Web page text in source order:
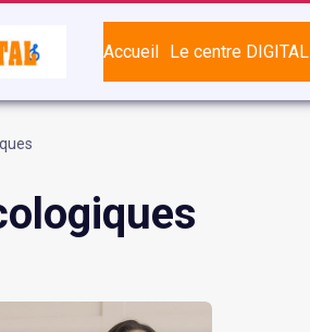
Accueil Le centre DIGITAL